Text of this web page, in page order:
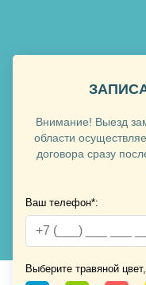
Хочу такую
Внимание! Выезд
области
договора сразу
Ваш телефон*:
Выберите травяной